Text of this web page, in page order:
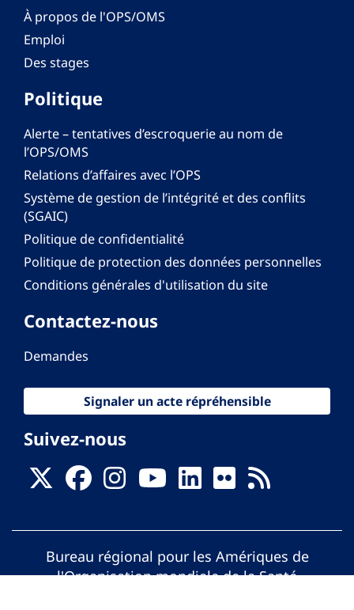
À propos de l'OPS/OMS
Emploi
Des stages
Politique
Alerte – tentatives d’escroquerie au nom de
l’OPS/OMS
Relations d’affaires avec l’OPS
Système de gestion de l’intégrité et des conflits
(SGAIC)
Politique de confidentialité
Politique de protection des données personnelles
Conditions générales d'utilisation du site
Contactez-nous
Demandes
Signaler un acte répréhensible
Suivez-nous
Bureau régional pour les Amériques de
l'Organisation mondiale de la Santé